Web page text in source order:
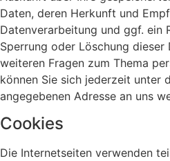
Daten, deren Herkunft und
Datenverarbeitung und ggf. ein
Sperrung oder Löschung dieser
weiteren Fragen zum Thema
können Sie sich jederzeit unter
angegebenen Adresse an uns
Cookies
Die Internetseiten verwenden